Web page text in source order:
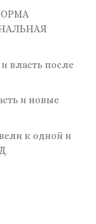
власть после
и новые
к одной и